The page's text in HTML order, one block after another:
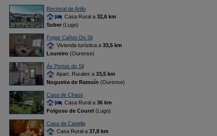
Rectoral de Anllo
Casa Rural a 32,6 km
Sober(Lugo)
Fogar Cañon Do Sil
Vivienda turística a 33,5 km
Loureiro(Ourense)
Ás Portas do Sil
Apart. Rurales a 33,5 km
Nogueira de Ramuín (Ourense)
Casa de Chaos
Casa Rural a 36 km
Folgoso de Courel(Lugo)
Casa da Canella
Casa Rural a 37,8 km